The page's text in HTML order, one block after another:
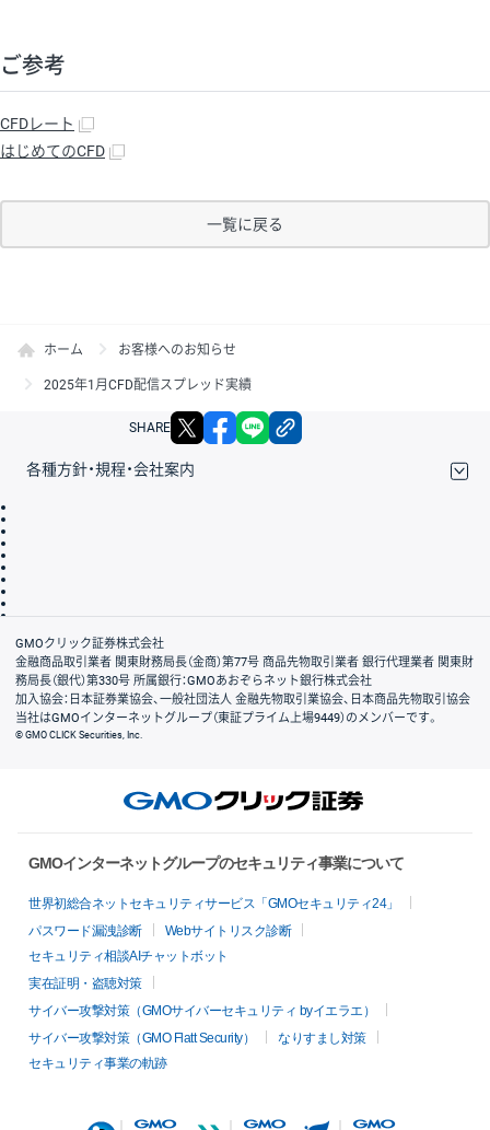
ご参考
CFDレート
はじめてのCFD
一覧に戻る
ホーム お客様へのお知らせ
2025年1月CFD配信スプレッド実績
SHARE X facebook
各種方針・規程・会社案内
会社案内
GMOクリック証券株式会社
金融商品取引業者 関東財務局長（金商）第77号 商品先物取引業者 銀行代理業者 関東財
務局長（銀代）第330号 所属銀行：GMOあおぞらネット銀行株式会社
加入協会：日本証券業協会、一般社団法人 金融先物取引業協会、日本商品先物取引協会
当社はGMOインターネットグループ（東証プライム上場9449）のメンバーです。
© GMO CLICK Securities, Inc.
GMOインターネットグループのセキュリティ事業について
世界初総合ネットセキュリティサービス「GMOセキュリティ24」
パスワード漏洩診断
Webサイトリスク診断
セキュリティ相談AIチャットボット
実在証明・盗聴対策
サイバー攻撃対策（GMOサイバーセキュリティ byイエラエ）
サイバー攻撃対策（GMO Flatt Security）
なりすまし対策
セキュリティ事業の軌跡